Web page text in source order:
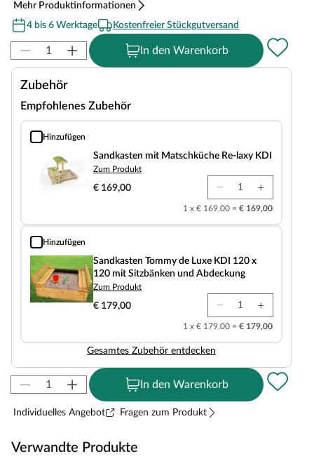
Mehr Produktinformationen
4 bis 6 Werktage
Kostenfreier Stückgutversand
In den Warenkorb
Zubehör
Empfohlenes Zubehör
Hinzufügen
Sandkasten mit Matschküche Re-laxy KDI
Sandkasten mit Matschküche Re-laxy KDI
Zum Produkt
€ 169,00
1 x € 169,00 = € 169,00
Hinzufügen
Sandkasten Tommy de Luxe KDI 120 x 120 mit Sitzbänken und Abdeckung
Sandkasten Tommy de Luxe KDI 120 x
120 mit Sitzbänken und Abdeckung
Zum Produkt
€ 179,00
1 x € 179,00 = € 179,00
Gesamtes Zubehör entdecken
In den Warenkorb
Individuelles Angebot Fragen zum Produkt
Verwandte Produkte